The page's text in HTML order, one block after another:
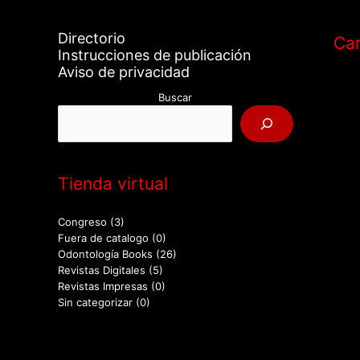
Directorio
Instrucciones de publicación
Aviso de privacidad
Buscar
Tienda virtual
Congreso (3)
Fuera de catalogo (0)
Odontología Books (26)
Revistas Digitales (5)
Revistas Impresas (0)
Sin categorizar (0)